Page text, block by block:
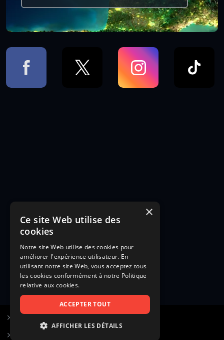
×
Ce site Web utilise des
cookies
Notre site Web utilise des cookies pour
améliorer l'expérience utilisateur. En
utilisant notre site Web, vous acceptez tous
les cookies conformément à notre Politique
relative aux cookies.
ACCEPTER TOUT
AFFICHER LES DÉTAILS